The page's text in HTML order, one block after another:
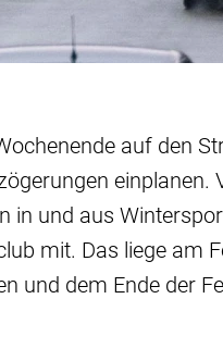
auf den
in und aus
mit. Das liege am
und dem Ende der